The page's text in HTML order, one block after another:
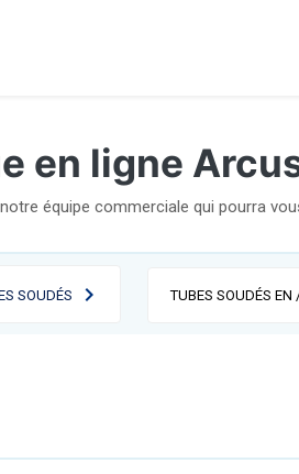
en ligne
équipe commerciale qui pourra
SOUDÉS TUBES SOUDÉS EN